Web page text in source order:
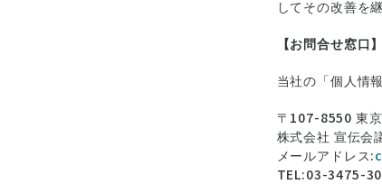
してその改善を
【お問合せ窓口】
当社の「個人情
〒107-8550 東
株式会社 宣伝会
メールアドレス:
TEL:03-3475-